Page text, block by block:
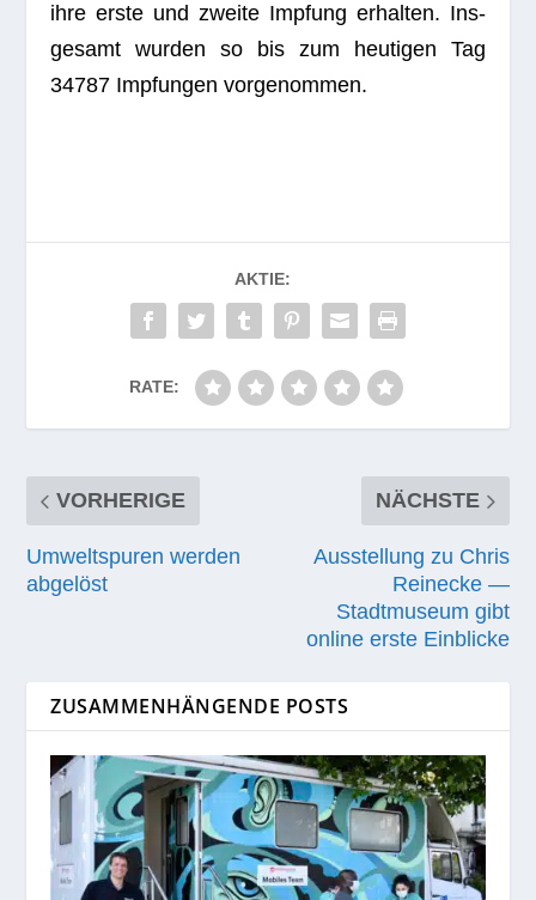
ihre erste und zweite Imp­fung erhal­ten. Ins­
ge­samt wur­den so bis zum heu­ti­gen Tag
34787 Imp­fun­gen vorgenommen.
AKTIE:
RATE:
VORHERIGE
Umweltspuren werden
abgelöst
NÄCHSTE
Ausstellung zu Chris
Reinecke —
Stadtmuseum gibt
online erste Einblicke
ZUSAMMENHÄNGENDE POSTS